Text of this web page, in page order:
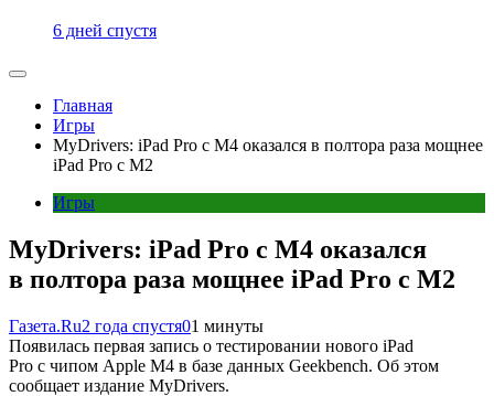
6 дней спустя
Главная
Игры
MyDrivers: iPad Pro c M4 оказался в полтора раза мощнее
iPad Pro c M2
Игры
MyDrivers: iPad Pro c M4 оказался
в полтора раза мощнее iPad Pro c M2
Газета.Ru2 года спустя01 минуты
Появилась первая запись о тестировании нового iPad
Pro с чипом Apple M4 в базе данных Geekbench. Об этом
сообщает издание MyDrivers.